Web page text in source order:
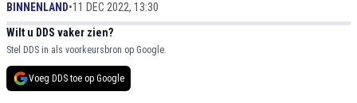
BINNENLAND•11 DEC 2022, 13:30
Wilt u DDS vaker zien?
Stel DDS in als voorkeursbron op Google.
Voeg DDS toe op Google